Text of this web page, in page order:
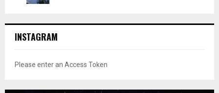
INSTAGRAM
Please enter an Access Token